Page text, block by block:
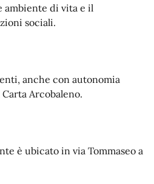
ambiente di vita e il
sociali.
anche con autonomia
Arcobaleno.
è ubicato in via Tommaseo a